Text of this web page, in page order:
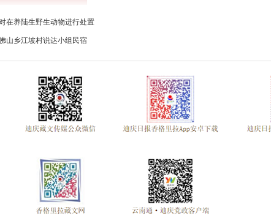
在养陆生野生动物进行处置
山乡江坡村说达小组民宿